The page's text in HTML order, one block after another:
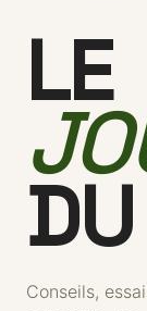
LE
Conseils,